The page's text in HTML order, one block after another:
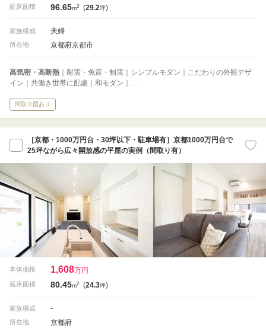
延床面積 96.65m2 (29.2坪)
家族構成 夫婦
所在地 京都府京都市
高気密・高断熱 ｜耐震・免震・制震｜シンプルモダン｜こだわりの外観デザ
イン｜共働き世帯に配慮｜和モダン｜…
間取り図あり
［京都・1000万円台・30坪以下・駐車場有］京都1000万円台で
25坪ながら広々開放感の平屋の実例（間取り有）
本体価格 1,608万円
延床面積 80.45m2 (24.3坪)
家族構成 -
所在地 京都府